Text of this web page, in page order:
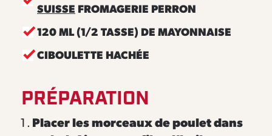
SUISSE FROMAGERIE PERRON
120 ML (1/2 TASSE) DE MAYONNAISE
CIBOULETTE HACHÉE
PRÉPARATION
Placer les morceaux de poulet dans